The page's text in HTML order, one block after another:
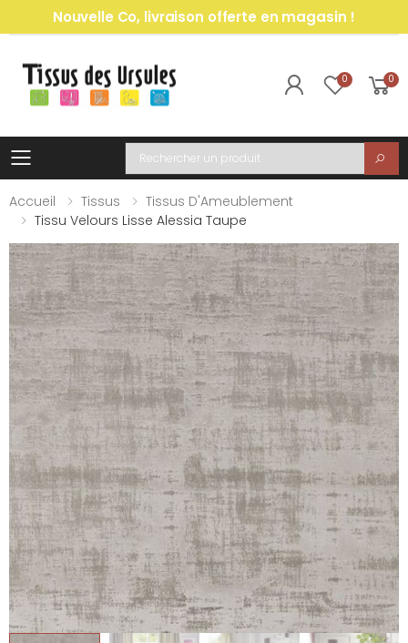
Nouvelle Co, livraison offerte en magasin !
0 0
Toggle mobile menu
Recherche
Accueil
Tissus
Tissus D'Ameublement
Tissu Velours Lisse Alessia Taupe